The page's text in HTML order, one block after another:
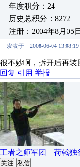
年度积分：24
历史总积分：8272
注册：2004年8月05日
发表于：2008-06-04 13:08:19
很不妙啊，拆开后再
回复 引用 举报
王者之师军团—荷戟独
关注 私信